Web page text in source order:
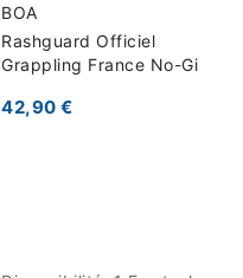
BOA
Rashguard Officiel
Grappling France No-Gi
42,90 €